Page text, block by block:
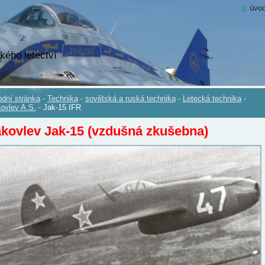
letectví
stránka - Technika - sovětská a ruská technika - Letecká technika -
A.S. - Jak-15 IFR
Jak-15 (vzdušná zkušebna)